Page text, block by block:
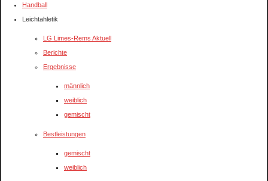
Handball
Leichtahletik
LG Limes-Rems Aktuell
Berichte
Ergebnisse
männlich
weiblich
gemischt
Bestleistungen
gemischt
weiblich